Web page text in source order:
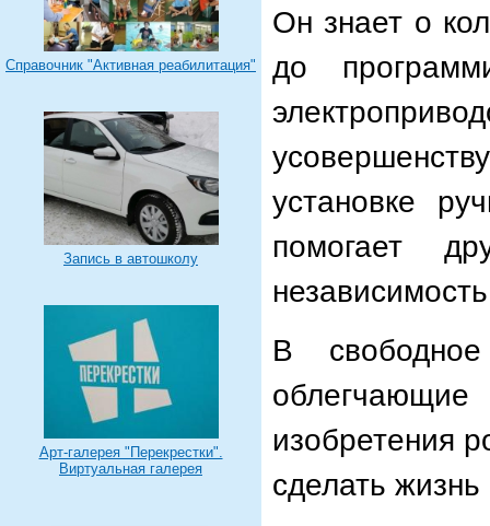
Справочник "Активная реабилитация"
Запись в автошколу
Арт-галерея "Перекрестки".
Виртуальная галерея
Он знает о
до
установке
помогает
В свободное
изобретения
сделать